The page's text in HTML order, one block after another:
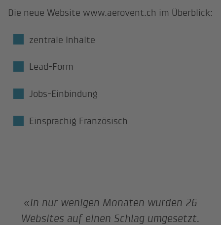
Die neue Website www.aerovent.ch im Überblick:
zentrale Inhalte
Lead-Form
Jobs-Einbindung
Einsprachig Französisch
«In nur wenigen Monaten wurden 26
Websites auf einen Schlag umgesetzt.